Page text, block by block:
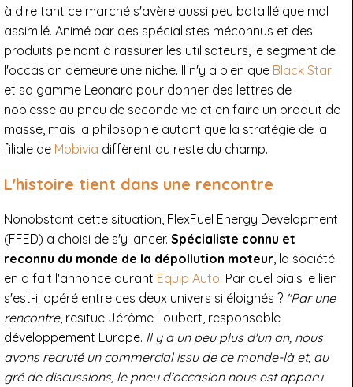
à dire tant ce marché s'avère aussi peu bataillé que mal
assimilé. Animé par des spécialistes méconnus et des
produits peinant à rassurer les utilisateurs, le segment de
l'occasion demeure une niche. Il n'y a bien que Black Star
et sa gamme Leonard pour donner des lettres de
noblesse au pneu de seconde vie et en faire un produit de
masse, mais la philosophie autant que la stratégie de la
filiale de Mobivia diffèrent du reste du champ.
L'histoire tient dans une rencontre
Nonobstant cette situation, FlexFuel Energy Development
(FFED) a choisi de s'y lancer. Spécialiste connu et
reconnu du monde de la dépollution moteur , la société
en a fait l'annonce durant Equip Auto. Par quel biais le lien
s'est-il opéré entre ces deux univers si éloignés ? "Par une
rencontre, resitue Jérôme Loubert, responsable
développement Europe. Il y a un peu plus d'un an, nous
avons recruté un commercial issu de ce monde-là et, au
gré de discussions, le pneu d'occasion nous est apparu